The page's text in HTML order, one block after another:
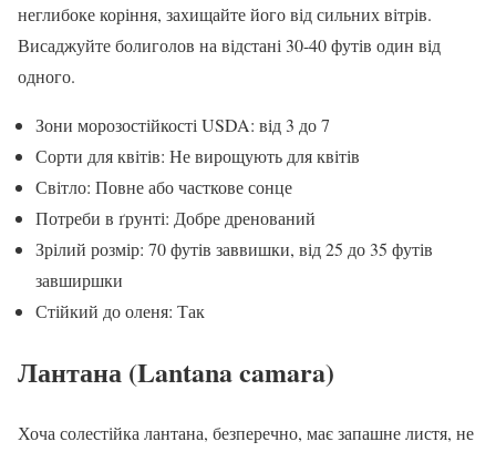
неглибоке коріння, захищайте його від сильних вітрів.
Висаджуйте болиголов на відстані 30-40 футів один від
одного.
Зони морозостійкості USDA: від 3 до 7
Сорти для квітів: Не вирощують для квітів
Світло: Повне або часткове сонце
Потреби в ґрунті: Добре дренований
Зрілий розмір: 70 футів заввишки, від 25 до 35 футів
завширшки
Стійкий до оленя: Так
Лантана (Lantana camara)
Хоча солестійка лантана, безперечно, має запашне листя, не